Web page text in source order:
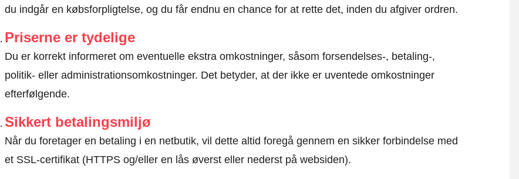
du indgår en købsforpligtelse, og du får endnu en chance for at rette det, inden du afgiver ordren.
Priserne er tydelige
Du er korrekt informeret om eventuelle ekstra omkostninger, såsom forsendelses-, betaling-,
politik- eller administrationsomkostninger. Det betyder, at der ikke er uventede omkostninger
efterfølgende.
Sikkert betalingsmiljø
Når du foretager en betaling i en netbutik, vil dette altid foregå gennem en sikker forbindelse med
et SSL-certifikat (HTTPS og/eller en lås øverst eller nederst på websiden).